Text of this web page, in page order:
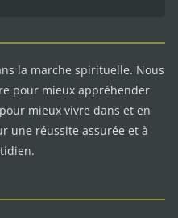
la marche spirituelle. Nous
pour mieux appréhender
mieux vivre dans et en
une réussite assurée et à